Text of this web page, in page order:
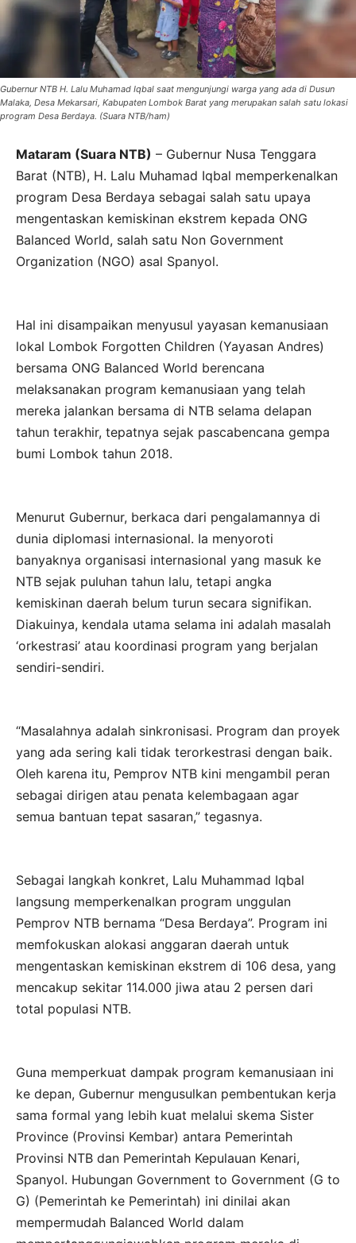
Gubernur NTB H. Lalu Muhamad Iqbal saat mengunjungi warga yang ada di Dusun
Malaka, Desa Mekarsari, Kabupaten Lombok Barat yang merupakan salah satu lokasi
program Desa Berdaya. (Suara NTB/ham)
Mataram (Suara NTB) – Gubernur Nusa Tenggara
Barat (NTB), H. Lalu Muhamad Iqbal memperkenalkan
program Desa Berdaya sebagai salah satu upaya
mengentaskan kemiskinan ekstrem kepada ONG
Balanced World, salah satu Non Government
Organization (NGO) asal Spanyol.
Hal ini disampaikan menyusul yayasan kemanusiaan
lokal Lombok Forgotten Children (Yayasan Andres)
bersama ONG Balanced World berencana
melaksanakan program kemanusiaan yang telah
mereka jalankan bersama di NTB selama delapan
tahun terakhir, tepatnya sejak pascabencana gempa
bumi Lombok tahun 2018.
Menurut Gubernur, berkaca dari pengalamannya di
dunia diplomasi internasional. Ia menyoroti
banyaknya organisasi internasional yang masuk ke
NTB sejak puluhan tahun lalu, tetapi angka
kemiskinan daerah belum turun secara signifikan.
Diakuinya, kendala utama selama ini adalah masalah
‘orkestrasi’ atau koordinasi program yang berjalan
sendiri-sendiri.
“Masalahnya adalah sinkronisasi. Program dan proyek
yang ada sering kali tidak terorkestrasi dengan baik.
Oleh karena itu, Pemprov NTB kini mengambil peran
sebagai dirigen atau penata kelembagaan agar
semua bantuan tepat sasaran,” tegasnya.
Sebagai langkah konkret, Lalu Muhammad Iqbal
langsung memperkenalkan program unggulan
Pemprov NTB bernama “Desa Berdaya”. Program ini
memfokuskan alokasi anggaran daerah untuk
mengentaskan kemiskinan ekstrem di 106 desa, yang
mencakup sekitar 114.000 jiwa atau 2 persen dari
total populasi NTB.
Guna memperkuat dampak program kemanusiaan ini
ke depan, Gubernur mengusulkan pembentukan kerja
sama formal yang lebih kuat melalui skema Sister
Province (Provinsi Kembar) antara Pemerintah
Provinsi NTB dan Pemerintah Kepulauan Kenari,
Spanyol. Hubungan Government to Government (G to
G) (Pemerintah ke Pemerintah) ini dinilai akan
mempermudah Balanced World dalam